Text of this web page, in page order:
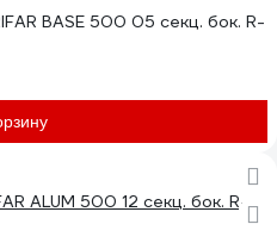
BASE 500 05 секц. бок. R-